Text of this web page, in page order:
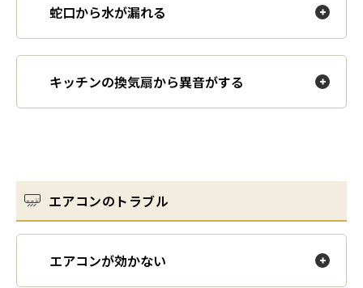
蛇口から水が漏れる
キッチンの換気扇から異音がする
エアコンのトラブル
エアコンが効かない